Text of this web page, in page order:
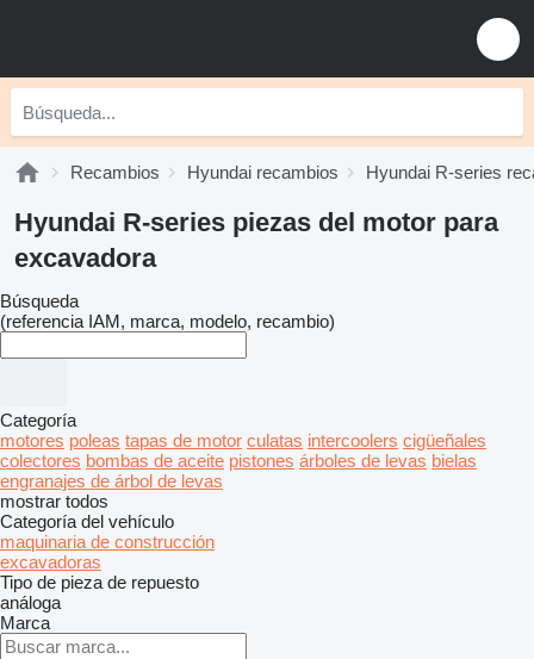
Recambios Hyundai recambios Hyundai R-series
Hyundai R-series piezas del motor para
excavadora
Búsqueda
(referencia IAM, marca, modelo, recambio)
Categoría
motores poleas tapas de motor culatas intercoolers cigüeñales
colectores bombas de aceite pistones árboles de levas bielas
engranajes de árbol de levas
mostrar todos
Categoría del vehículo
maquinaria de construcción
excavadoras
Tipo de pieza de repuesto
análoga
Marca